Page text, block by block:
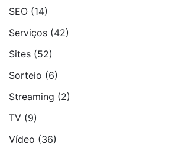
SEO (14)
Serviços (42)
Sites (52)
Sorteio (6)
Streaming (2)
TV (9)
Vídeo (36)